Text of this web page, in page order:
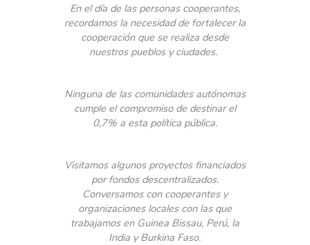
En el día de las personas cooperantes,
recordamos la necesidad de fortalecer la
cooperación que se realiza desde
nuestros pueblos y ciudades.
Ninguna de las comunidades autónomas
cumple el compromiso de destinar el
0,7% a esta política pública.
Visitamos algunos proyectos financiados
por fondos descentralizados.
Conversamos con cooperantes y
organizaciones locales con las que
trabajamos en Guinea Bissau, Perú, la
India y Burkina Faso.